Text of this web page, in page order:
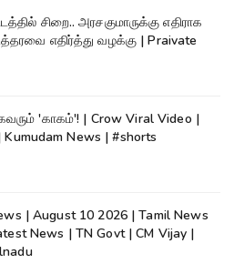
சிறை.. அரசகுமாருக்கு எதிராக
எதிர்த்து வழக்கு | Praivate
'காகம்'! | Crow Viral Video |
Kumudam News | #shorts
| August 10 2026 | Tamil News
News | TN Govt | CM Vijay |